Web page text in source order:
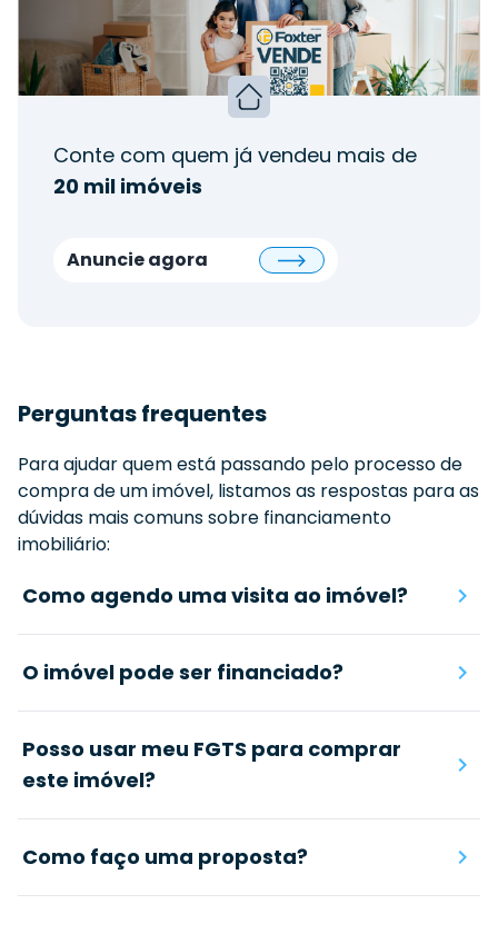
Conte com quem já vendeu mais de
20 mil imóveis
Anuncie agora
Perguntas frequentes
Para ajudar quem está passando pelo processo de
compra de um imóvel, listamos as respostas para as
dúvidas mais comuns sobre financiamento
imobiliário:
Como agendo uma visita ao imóvel?
O imóvel pode ser financiado?
Posso usar meu FGTS para comprar
este imóvel?
Como faço uma proposta?